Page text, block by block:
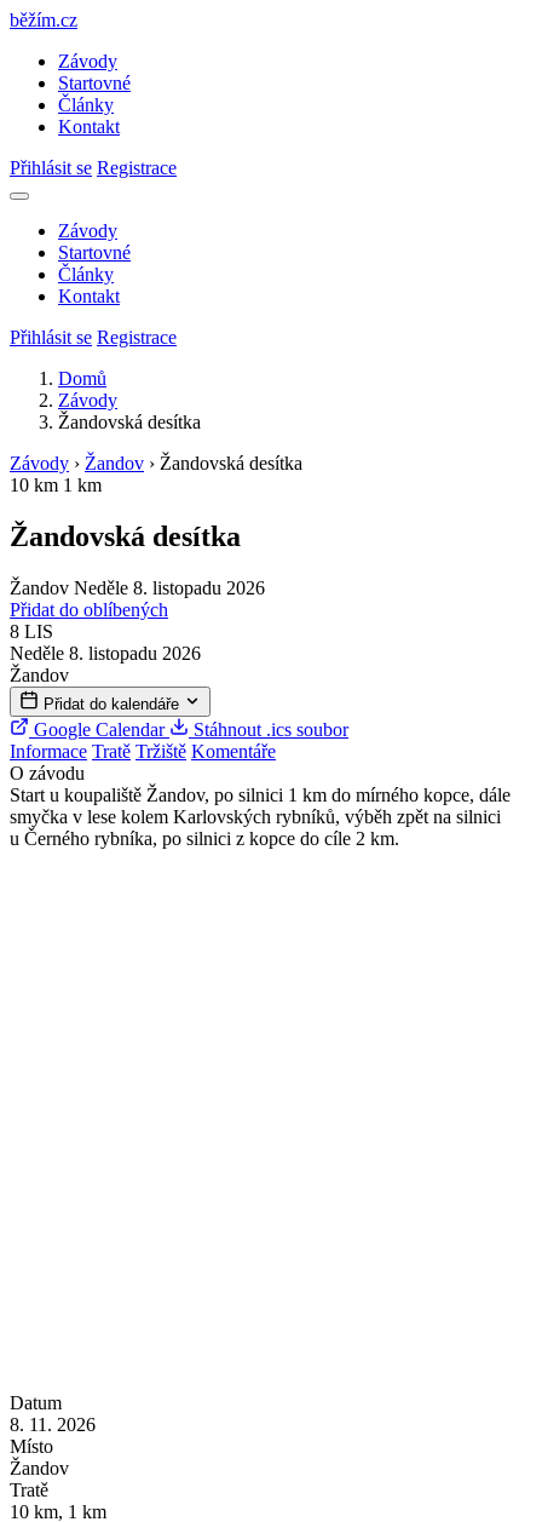
běžím.cz
Závody
Startovné
Články
Kontakt
Přihlásit se Registrace
Závody
Startovné
Články
Kontakt
Přihlásit se Registrace
Domů
Závody
Žandovská desítka
Závody › Žandov › Žandovská desítka
10 km 1 km
Žandovská desítka
Žandov Neděle 8. listopadu 2026
Přidat do oblíbených
8 LIS
Neděle 8. listopadu 2026
Žandov
Přidat do kalendáře
Google Calendar
Stáhnout .ics soubor
Informace Tratě Tržiště Komentáře
O závodu
Start u koupaliště Žandov, po silnici 1 km do mírného kopce, dále
smyčka v lese kolem Karlovských rybníků, výběh zpět na silnici
u Černého rybníka, po silnici z kopce do cíle 2 km.
Datum
8. 11. 2026
Místo
Žandov
Tratě
10 km, 1 km